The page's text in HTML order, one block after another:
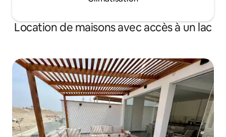
Location de maisons avec accès à un lac